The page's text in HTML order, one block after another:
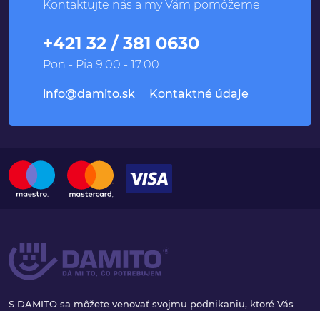
Kontaktujte nás a my Vám pomôžeme
+421 32 / 381 0630
Pon - Pia 9:00 - 17:00
info@damito.sk Kontaktné údaje
S DAMITO sa môžete venovať svojmu podnikaniu, ktoré Vás